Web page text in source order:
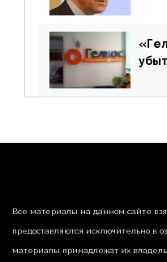
Все материалы на данном сайте
предоставляются исключительно в
материалы принадлежат их